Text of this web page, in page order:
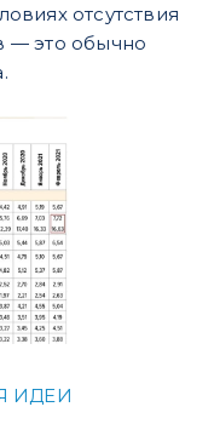
отсутствия
— это обычно
ИДЕИ